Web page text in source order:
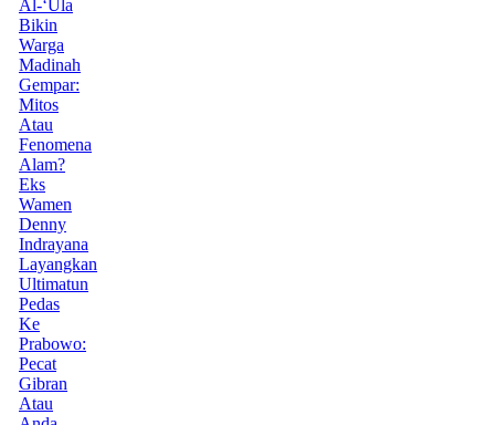
Al-‘Ula
Bikin
Warga
Madinah
Gempar:
Mitos
Atau
Fenomena
Alam?
Eks
Wamen
Denny
Indrayana
Layangkan
Ultimatun
Pedas
Ke
Prabowo:
Pecat
Gibran
Atau